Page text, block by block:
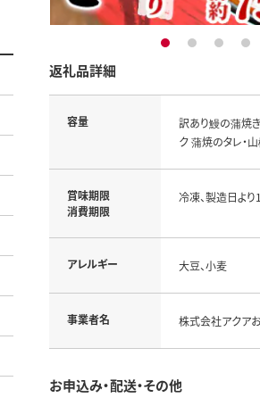
1 2 3 4
返礼品詳細
容量
訳あり鰻の蒲焼
ク 蒲焼のタレ・
賞味期限
消費期限
冷凍、製造日より
アレルギー 大豆、小麦
事業者名 株式会社アクア
お申込み・配送・その他